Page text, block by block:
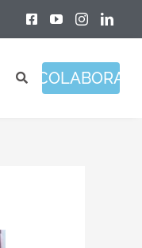
COLABORA